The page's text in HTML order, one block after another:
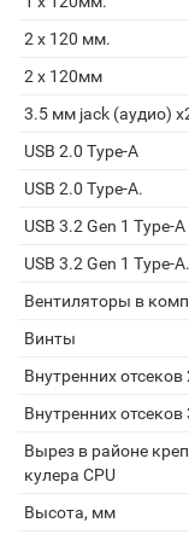
2 x 120 мм.
2 x 120мм
3.5 мм jack (аудио)
USB 2.0 Type-A
USB 2.0 Type-A.
USB 3.2 Gen 1 Type-A
USB 3.2 Gen 1 Type-A.
Вентиляторы в
Винты
Внутренних отсеков
Внутренних отсеков
Вырез в районе
кулера CPU
Высота, мм